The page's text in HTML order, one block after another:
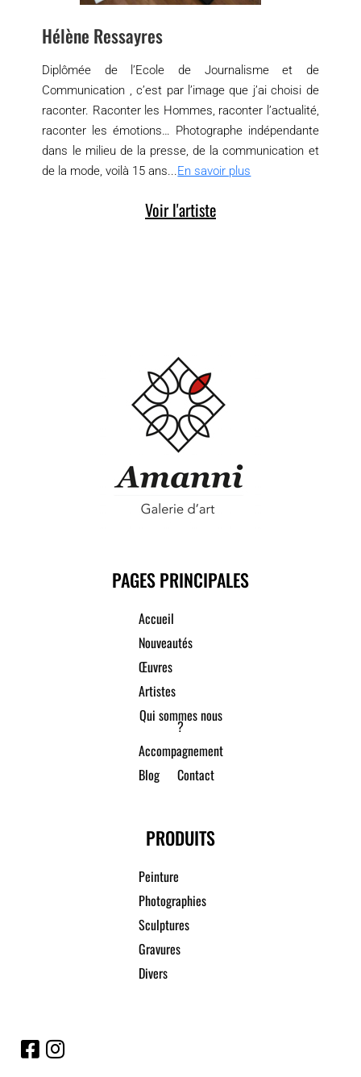
Hélène Ressayres
Diplômée de l’Ecole de Journalisme et de
Communication , c’est par l’image que j’ai choisi de
raconter. Raconter les Hommes, raconter l’actualité,
raconter les émotions… Photographe indépendante
dans le milieu de la presse, de la communication et
de la mode, voilà 15 ans...En savoir plus
Voir l'artiste
PAGES PRINCIPALES
Accueil
Nouveautés
Œuvres
Artistes
Qui sommes nous
?
Accompagnement
Blog
Contact
PRODUITS
Peinture
Photographies
Sculptures
Gravures
Divers